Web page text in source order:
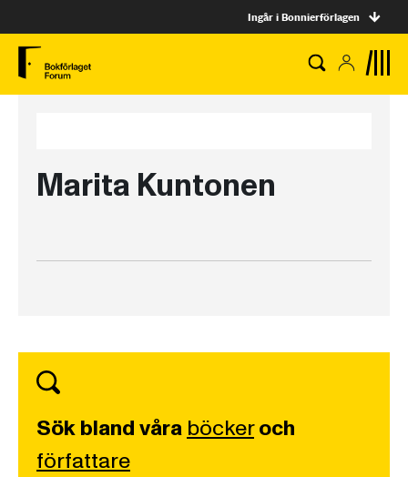
Ingår i Bonnierförlagen
Marita Kuntonen
Sök bland våra böckeroch
författare